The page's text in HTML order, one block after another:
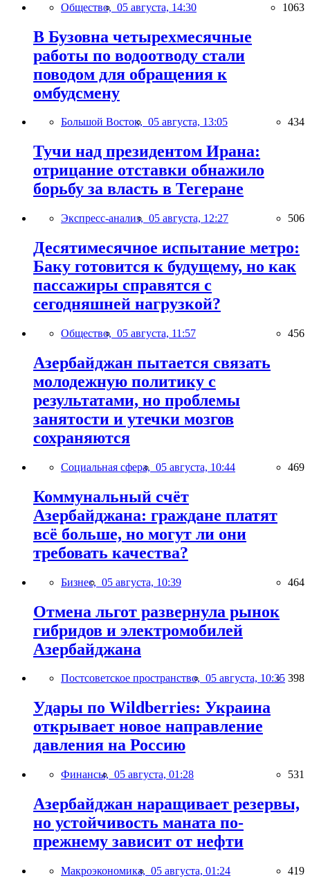
Общество, 05 августа, 14:30 1063
В Бузовна четырехмесячные
работы по водоотводу стали
поводом для обращения к
омбудсмену
Большой Восток, 05 августа, 13:05 434
Тучи над президентом Ирана:
отрицание отставки обнажило
борьбу за власть в Тегеране
Экспресс-анализ, 05 августа, 12:27 506
Десятимесячное испытание метро:
Баку готовится к будущему, но как
пассажиры справятся с
сегодняшней нагрузкой?
Общество, 05 августа, 11:57 456
Азербайджан пытается связать
молодежную политику с
результатами, но проблемы
занятости и утечки мозгов
сохраняются
Социальная сфера, 05 августа, 10:44 469
Коммунальный счёт
Азербайджана: граждане платят
всё больше, но могут ли они
требовать качества?
Бизнес, 05 августа, 10:39 464
Отмена льгот развернула рынок
гибридов и электромобилей
Азербайджана
Постсоветское пространство, 05 августа, 10:35 398
Удары по Wildberries: Украина
открывает новое направление
давления на Россию
Финансы, 05 августа, 01:28 531
Азербайджан наращивает резервы,
но устойчивость маната по-
прежнему зависит от нефти
Макроэкономика, 05 августа, 01:24 419